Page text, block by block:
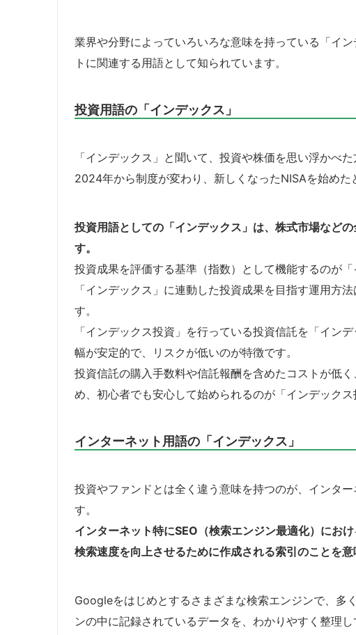
業界や分野によっていろいろな意味を持っている「イ
トに関連する用語として知られています。
投資用語の「インデックス」
「インデックス」と聞いて、投資や株価を思い浮かべた
2024年から制度が変わり、新しくなったNISAを始めた
投資用語としての「インデックス」は、株式市場など
す。
投資成果を評価する基準（指数）として機能するのが「
「インデックス」に連動した投資成果を目指す運用方
す。
「インデックス投資」を行っている投資信託を「イン
幅が安定的で、リスクが低いのが特徴です。
投資信託の購入手数料や信託報酬を含めたコストが低
め、初心者でも安心して始められるのが「インデックス
インターネット用語の「インデックス」
投資やファンドとは全く違う意味を持つのが、インタ
す。
インターネット特にSEO（検索エンジン最適化）にお
検索速度を向上させるために作成される索引のことを意
Googleをはじめとするさまざまな検索エンジンで、多
ンの中に記録されているデータを、わかりやすく整理し